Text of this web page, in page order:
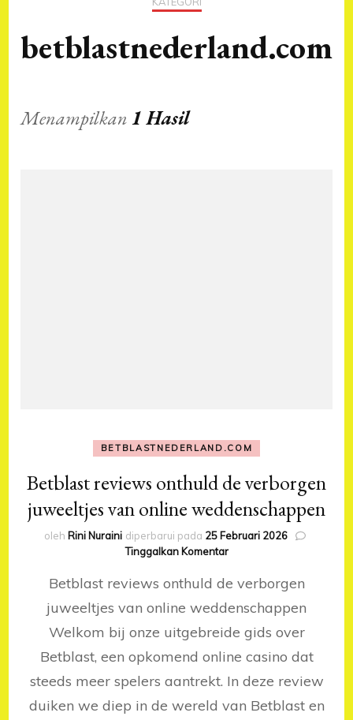
betblastnederland.com
Menampilkan1 Hasil
BETBLASTNEDERLAND.COM
Betblast reviews onthuld de verborgen
juweeltjes van online weddenschappen
oleh Rini Nuraini diperbarui pada 25 Februari 2026
Tinggalkan Komentarpada
reviews
de
verborgen
van
online
Betblast reviews onthuld de verborgen
juweeltjes van online weddenschappen
Welkom bij onze uitgebreide gids over
Betblast, een opkomend online casino dat
steeds meer spelers aantrekt. In deze review
duiken we diep in de wereld van Betblast en